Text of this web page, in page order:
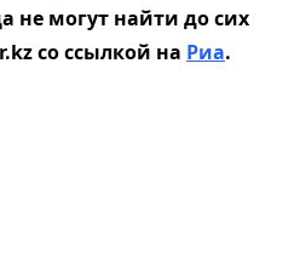
не могут найти до сих
со ссылкой на Риа.